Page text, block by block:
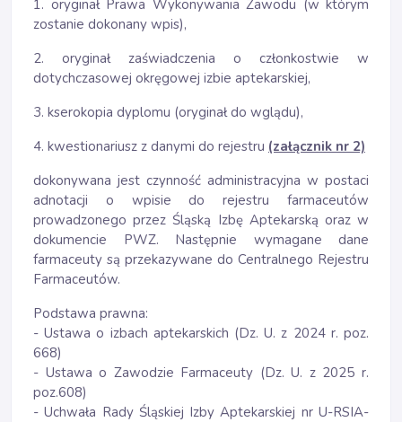
1. oryginał Prawa Wykonywania Zawodu (w którym
zostanie dokonany wpis),
2. oryginał zaświadczenia o członkostwie w
dotychczasowej okręgowej izbie aptekarskiej,
3. kserokopia dyplomu (oryginał do wglądu),
4. kwestionariusz z danymi do rejestru (załącznik nr 2)
dokonywana jest czynność administracyjna w postaci
adnotacji o wpisie do rejestru farmaceutów
prowadzonego przez Śląską Izbę Aptekarską oraz w
dokumencie PWZ. Następnie wymagane dane
farmaceuty są przekazywane do Centralnego Rejestru
Farmaceutów.
Podstawa prawna:
- Ustawa o izbach aptekarskich (Dz. U. z 2024 r. poz.
668)
- Ustawa o Zawodzie Farmaceuty (Dz. U. z 2025 r.
poz.608)
- Uchwała Rady Śląskiej Izby Aptekarskiej nr U-RSIA-